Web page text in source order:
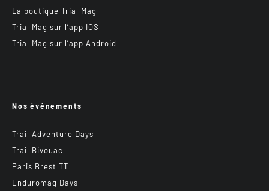
La boutique Trial Mag
Trial Mag sur l’app IOS
Trial Mag sur l’app Android
Nos événements
Trail Adventure Days
Trail Bivouac
Paris Brest TT
Enduromag Days